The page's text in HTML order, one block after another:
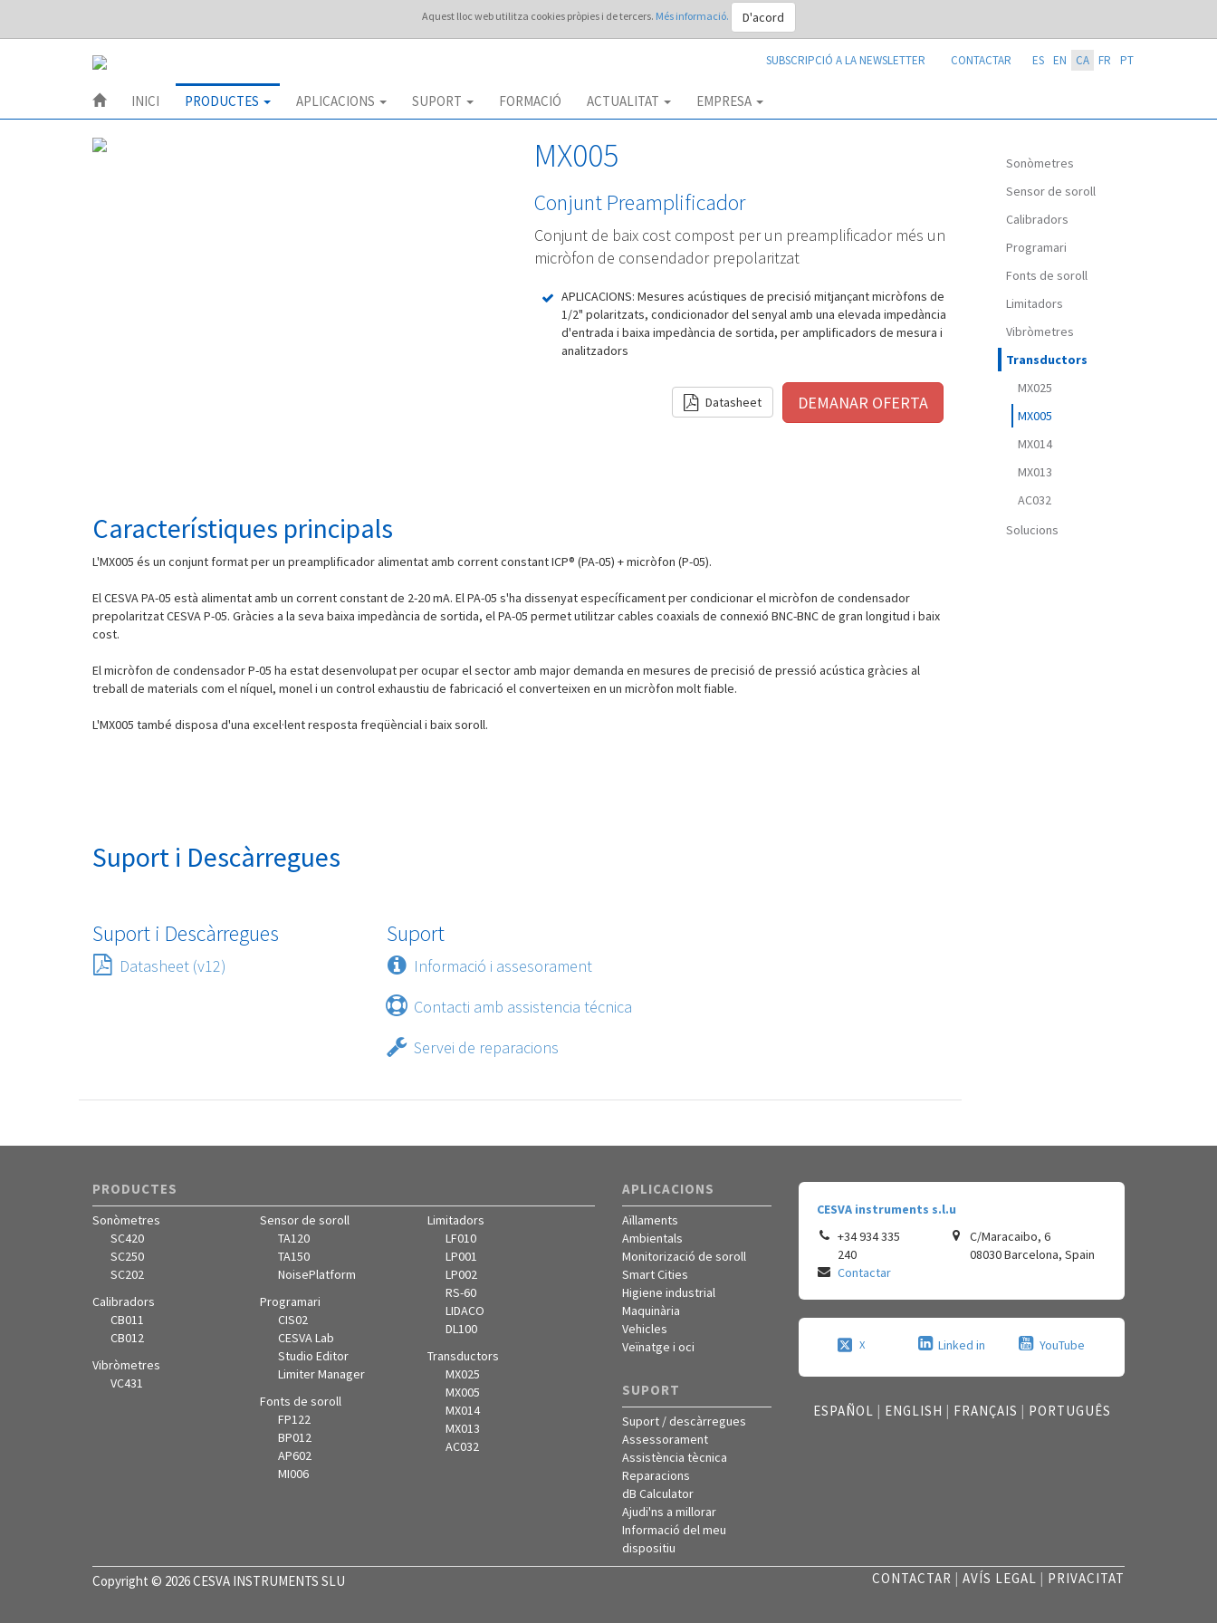
Aquest lloc web utilitza cookies pròpies i de tercers. Més informació. D'acord
SUBSCRIPCIÓ A LA NEWSLETTER CONTACTAR ES EN CA FR PT
INICI PRODUCTES APLICACIONS SUPORT FORMACIÓ ACTUALITAT EMPRESA
MX005
Conjunt Preamplificador
Conjunt de baix cost compost per un preamplificador més un
micròfon de consendador prepolaritzat
APLICACIONS: Mesures acústiques de precisió mitjançant micròfons de
1/2" polaritzats, condicionador del senyal amb una elevada impedància
d'entrada i baixa impedància de sortida, per amplificadors de mesura i
analitzadors
Datasheet
Característiques principals
L'MX005 és un conjunt format per un preamplificador alimentat amb corrent constant ICP® (PA-05) + micròfon (P-05).
El CESVA PA-05 està alimentat amb un corrent constant de 2-20 mA. El PA-05 s'ha dissenyat específicament per condicionar el micròfon de condensador
prepolaritzat CESVA P-05. Gràcies a la seva baixa impedància de sortida, el PA-05 permet utilitzar cables coaxials de connexió BNC-BNC de gran longitud i baix
cost.
El micròfon de condensador P-05 ha estat desenvolupat per ocupar el sector amb major demanda en mesures de precisió de pressió acústica gràcies al
treball de materials com el níquel, monel i un control exhaustiu de fabricació el converteixen en un micròfon molt fiable.
L'MX005 també disposa d'una excel·lent resposta freqüèncial i baix soroll.
Suport i Descàrregues
Suport i Descàrregues
Datasheet (v12)
Suport
Informació i assesorament
Contacti amb assistencia técnica
Servei de reparacions
Sonòmetres
Sensor de soroll
Calibradors
Programari
Fonts de soroll
Limitadors
Vibròmetres
Transductors
MX025
MX005
MX014
MX013
AC032
Solucions
PRODUCTES
Sonòmetres
SC420
SC250
SC202
Calibradors
CB011
CB012
Vibròmetres
VC431
Sensor de soroll
TA120
TA150
NoisePlatform
Programari
CIS02
CESVA Lab
Studio Editor
Limiter Manager
Fonts de soroll
FP122
BP012
AP602
MI006
Limitadors
LF010
LP001
LP002
RS-60
LIDACO
DL100
Transductors
MX025
MX005
MX014
MX013
AC032
APLICACIONS
Aïllaments
Ambientals
Monitorizació de soroll
Smart Cities
Higiene industrial
Maquinària
Vehicles
Veïnatge i oci
SUPORT
Suport / descàrregues
Assessorament
Assistència tècnica
Reparacions
dB Calculator
Ajudi'ns a millorar
Informació del meu
dispositiu
CESVA instruments s.l.u
+34 934 335
240
Contactar
C/Maracaibo, 6
08030Barcelona, Spain
X Linked in YouTube
ESPAÑOL | ENGLISH | FRANÇAIS | PORTUGUÊS
Copyright © 2026 CESVA INSTRUMENTS SLU CONTACTAR | AVÍS LEGAL | PRIVACITAT